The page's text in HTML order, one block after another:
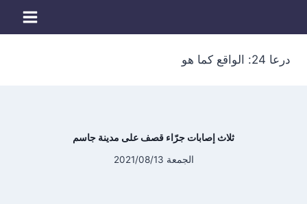
درعا 24: الواقع كما هو
ثلاث إصابات جرّاء قصف على مدينة جاسم
الجمعة 2021/08/13